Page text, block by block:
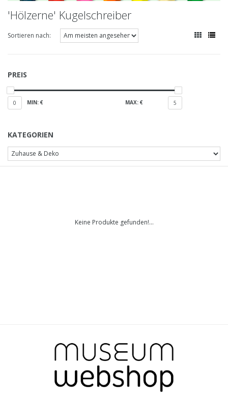
'Hölzerne' Kugelschreiber
Sortieren nach:
PREIS
0 MIN: € MAX: € 5
KATEGORIEN
Keine Produkte gefunden!...